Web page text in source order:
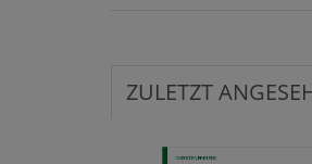
ZULETZT